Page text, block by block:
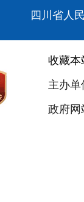
四川省人
收藏本
主办
政府网